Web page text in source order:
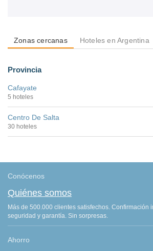
Zonas cercanas Hoteles en Argentina
Provincia
Cafayate
5 hoteles
Centro De Salta
30 hoteles
Conócenos
Quiénes somos
Más de 500.000 clientes satisfechos. Confirmación
seguridad y garantía. Sin sorpresas.
Ahorro